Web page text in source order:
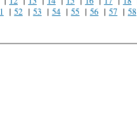
| 52 | 53 | 54 | 55 | 56 | 57 | 58